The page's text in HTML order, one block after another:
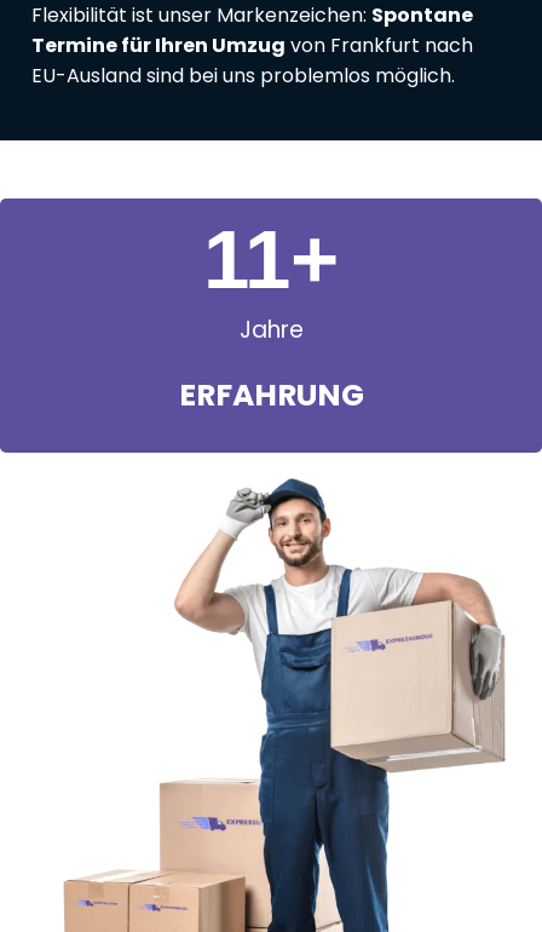
Flexibilität ist unser Markenzeichen: Spontane
Termine für Ihren Umzug von Frankfurt nach
EU-Ausland sind bei uns problemlos möglich.
Jahre
ERFAHRUNG
11+